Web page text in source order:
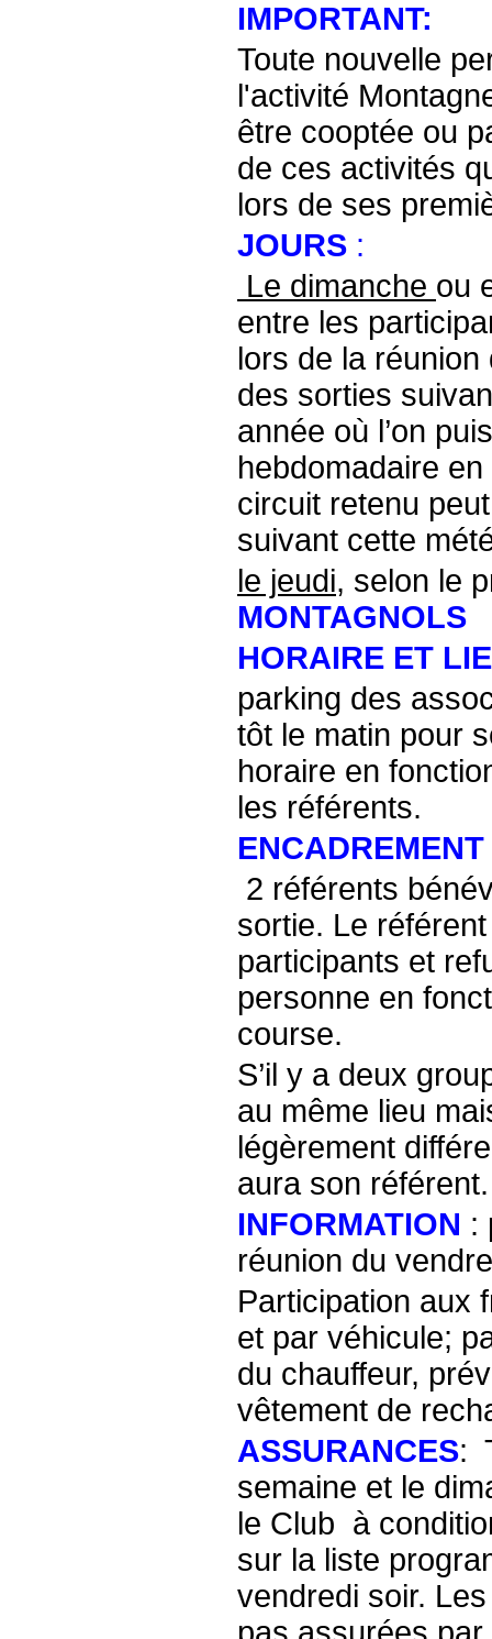
IMPORTANT:
Toute nouvelle
l'activité
être cooptée ou
de ces activités
lors de ses
JOURS :
Le dimanche ou
entre les
lors de la
des sorties
année où l’on
hebdomadaire
circuit retenu
suivant cette
le jeudi, selon le
MONTAGNOLS
HORAIRE ET
parking des
tôt le matin pour
horaire en
les référents.
ENCADREMENT
2 référents
sortie. Le
participants et
personne en
course.
S’il y a deux
au même lieu
légèrement
aura son référent.
INFORMATION :
réunion du
Participation aux
et par véhicule;
du chauffeur,
vêtement de
ASSURANCES:
semaine et le
le Club à
sur la liste
vendredi soir.